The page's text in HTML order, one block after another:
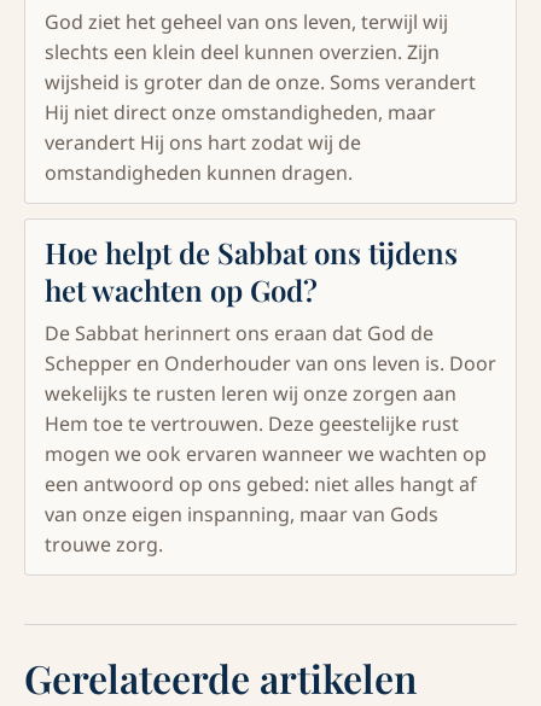
God ziet het geheel van ons leven, terwijl wij
slechts een klein deel kunnen overzien. Zijn
wijsheid is groter dan de onze. Soms verandert
Hij niet direct onze omstandigheden, maar
verandert Hij ons hart zodat wij de
omstandigheden kunnen dragen.
Hoe helpt de Sabbat ons tijdens
het wachten op God?
De Sabbat herinnert ons eraan dat God de
Schepper en Onderhouder van ons leven is. Door
wekelijks te rusten leren wij onze zorgen aan
Hem toe te vertrouwen. Deze geestelijke rust
mogen we ook ervaren wanneer we wachten op
een antwoord op ons gebed: niet alles hangt af
van onze eigen inspanning, maar van Gods
trouwe zorg.
Gerelateerde artikelen